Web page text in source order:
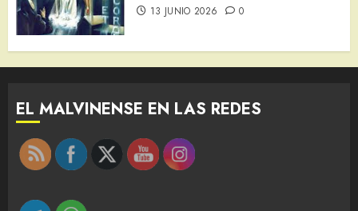
13 JUNIO 2026 0
EL MALVINENSE EN LAS REDES